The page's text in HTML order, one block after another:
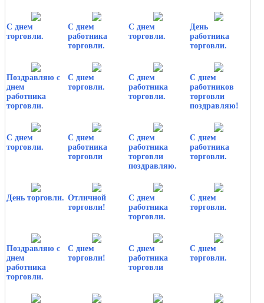
С днем
торговли.
С днем
работника
торговли.
С днем
торговли.
День
работника
торговли.
Поздравляю с
днем
работника
торговли.
С днем
торговли.
С днем
работника
торговли.
С днем
работников
торговли
поздравляю!
С днем
торговли.
С днем
работника
торговли
С днем
работника
торговли
поздравляю.
С днем
работника
торговли.
День торговли. Отличной
торговли!
С днем
работника
торговли.
С днем
торговли.
Поздравляю с
днем
работника
торговли.
С днем
торговли!
С днем
работника
торговли
С днем
торговли.